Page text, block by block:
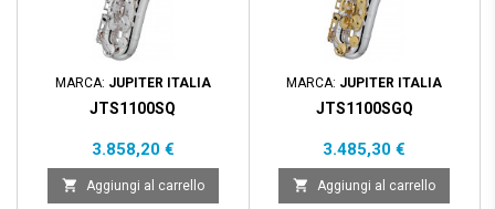
MARCA: JUPITER ITALIA
JTS1100SQ
Prezzo
3.858,20 €
 Aggiungi al carrello
MARCA: JUPITER ITALIA
JTS1100SGQ
Prezzo
3.485,30 €
 Aggiungi al carrello